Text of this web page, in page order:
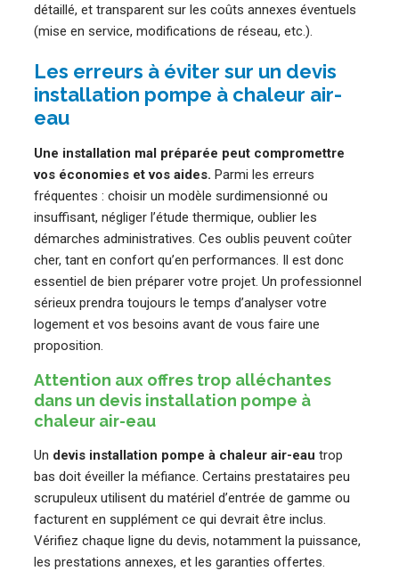
détaillé, et transparent sur les coûts annexes éventuels
(mise en service, modifications de réseau, etc.).
Les erreurs à éviter sur un devis
installation pompe à chaleur air-
eau
Une installation mal préparée peut compromettre
vos économies et vos aides. Parmi les erreurs
fréquentes : choisir un modèle surdimensionné ou
insuffisant, négliger l’étude thermique, oublier les
démarches administratives. Ces oublis peuvent coûter
cher, tant en confort qu’en performances. Il est donc
essentiel de bien préparer votre projet. Un professionnel
sérieux prendra toujours le temps d’analyser votre
logement et vos besoins avant de vous faire une
proposition.
Attention aux offres trop alléchantes
dans un devis installation pompe à
chaleur air-eau
Un devis installation pompe à chaleur air-eau trop
bas doit éveiller la méfiance. Certains prestataires peu
scrupuleux utilisent du matériel d’entrée de gamme ou
facturent en supplément ce qui devrait être inclus.
Vérifiez chaque ligne du devis, notamment la puissance,
les prestations annexes, et les garanties offertes.